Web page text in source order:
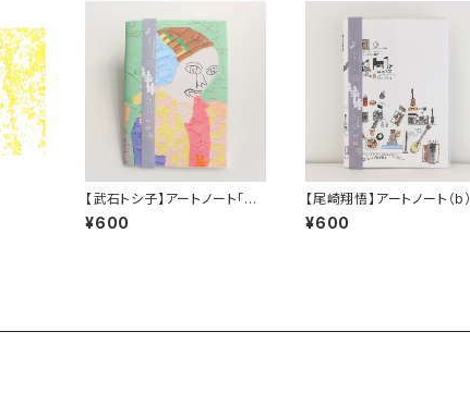
【武石トシ子】アートノート「着
物の女性（横顔）」
¥600
【尾崎翔悟】アートノート（b）
¥600